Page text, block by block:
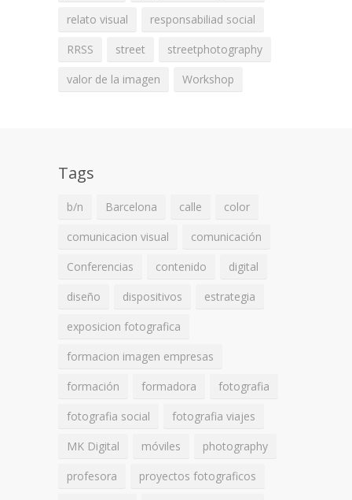
relato visual
responsabiliad social
RRSS
street
streetphotography
valor de la imagen
Workshop
Tags
b/n Barcelona calle
color
comunicacion visual
comunicación
Conferencias
contenido
digital
diseño
dispositivos
estrategia
exposicion fotografica
formacion imagen empresas
formación
formadora
fotografia
fotografia social
fotografia viajes
MK Digital
móviles
photography
profesora
proyectos fotograficos